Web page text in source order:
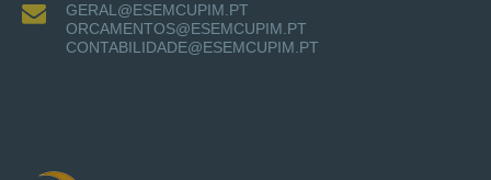
GERAL@ESEMCUPIM.PT
ORCAMENTOS@ESEMCUPIM.PT
CONTABILIDADE@ESEMCUPIM.PT